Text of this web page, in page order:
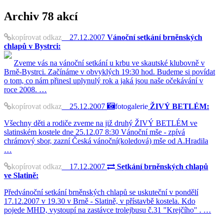
Archiv 78 akcí
kopírovat odkaz 27.12.2007 Vánoční setkání brněnských
chlapů v Bystrci:
Zveme vás na vánoční setkání u krbu ve skautské klubovně v
Brně-Bystrci. Začínáme v obvyklých 19:30 hod. Budeme si povídat
o tom, co nám přinesl uplynulý rok a jaká jsou naše očekávání v
roce 2008. …
kopírovat odkaz 25.12.2007 fotogalerie ŽIVÝ BETLÉM:
Všechny děti a rodiče zveme na již druhý ŽIVÝ BETLÉM ve
slatinském kostele dne 25.12.07 8:30 Vánoční mše - zpívá
chrámový sbor, zazní Česká vánoční(koledová) mše od A.Hradila
…
kopírovat odkaz 17.12.2007
Setkání brněnských chlapů
ve Slatině:
Předvánoční setkání brněnských chlapů se uskuteční v pondělí
17.12.2007 v 19.30 v Brně - Slatině, v přístavbě kostela. Kdo
pojede MHD, vystoupí na zastávce trolejbusu č.31 "Krejčího" . …